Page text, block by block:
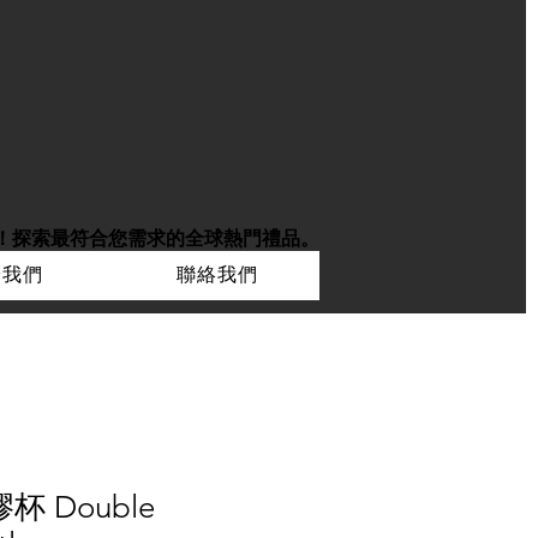
探索最符合您需求的全球熱門禮品。
們
聯絡我們
杯 Double